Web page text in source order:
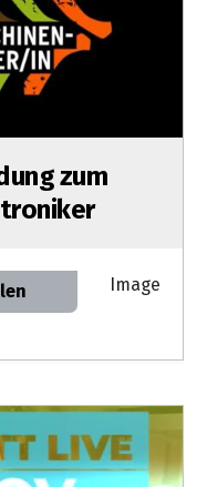
zum
Image